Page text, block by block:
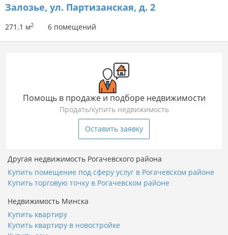
Залозье, ул. Партизанская, д. 2
271.1 м2 6 помещений
Помощь в продаже и подборе недвижимости
Продать/купить недвижимость
Оставить заявку
Другая недвижимость Рогачевского района
Купить помещение под сферу услуг в Рогачевском районе
Купить торговую точку в Рогачевском районе
Недвижимость Минска
Купить квартиру
Купить квартиру в новостройке